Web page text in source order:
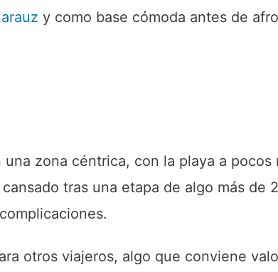
y como base cómoda antes de
zona céntrica, con la playa a pocos
tras una etapa de algo más de
otros viajeros, algo que conviene